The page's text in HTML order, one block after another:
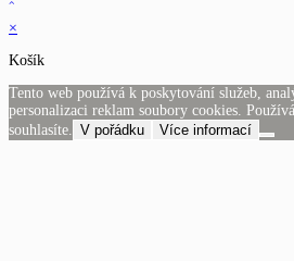
×
Košík
Tento web používá k poskytování služeb,
personalizaci reklam soubory cookies.
souhlasíte. V pořádku Více informací